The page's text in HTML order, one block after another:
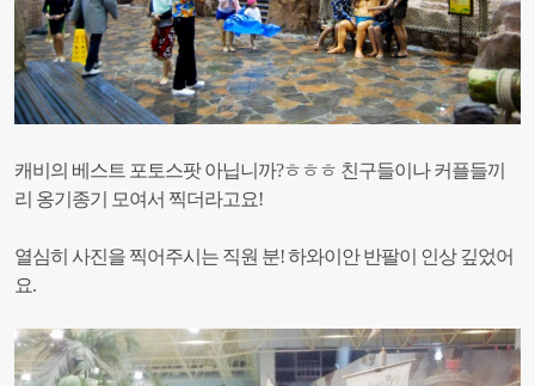
캐비의 베스트 포토스팟 아닙니까?ㅎㅎㅎ 친구들이나 커플들끼
리 옹기종기 모여서 찍더라고요!
열심히 사진을 찍어주시는 직원 분! 하와이안 반팔이 인상 깊었어
요.